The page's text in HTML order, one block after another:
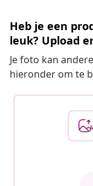
Heb je een
leuk? Upload
Je foto kan
hieronder om te